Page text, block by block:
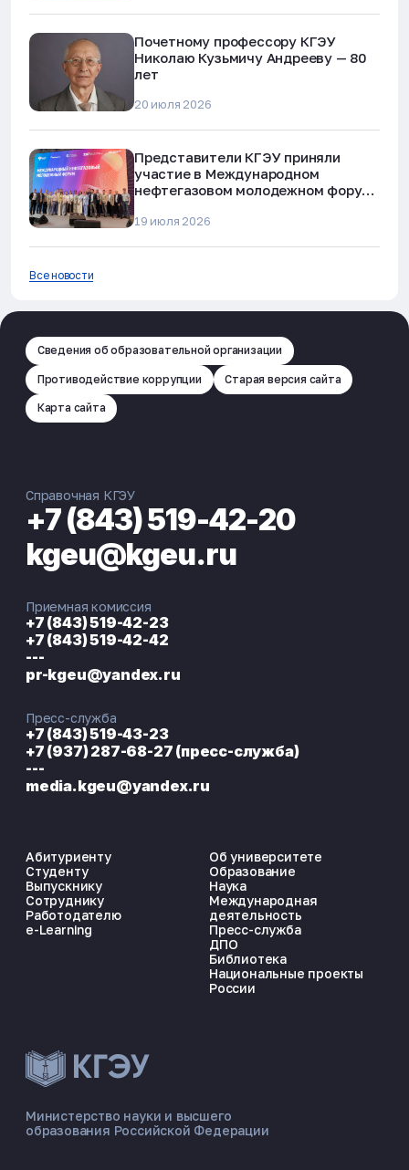
ЭНЕРГОКОД — ПОМОЩНИК КГЭУ
📋 Приёмная комиссия
Почетному профессору КГЭУ
Николаю Кузьмичу Андрееву — 80
лет
20 июля 2026
Представители КГЭУ приняли
участие в Международном
нефтегазовом молодежном форуме
19 июля 2026
Все новости
Сведения об образовательной организации
Противодействие коррупции Старая версия сайта
Карта сайта
Министерство науки и высшего
образования Российской Федерации
Абитуриенту
Студенту
Выпускнику
Сотруднику
Работодателю
e-Learning
Об университете
Образование
Наука
Международная
деятельность
Пресс-служба
ДПО
Библиотека
Национальные проекты
России
Справочная КГЭУ
+7 (843) 519-42-20
kgeu@kgeu.ru
Приемная комиссия
+7 (843) 519-42-23
+7 (843) 519-42-42
---
pr-kgeu@yandex.ru
Пресс-служба
+7 (843) 519-43-23
+7 (937) 287-68-27 (пресс-служба)
---
media.kgeu@yandex.ru